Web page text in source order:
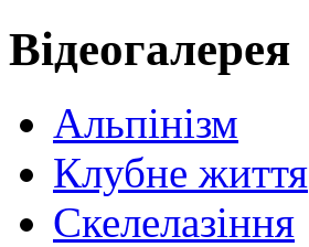
Відеогалерея
Альпінізм
Клубне життя
Скелелазіння